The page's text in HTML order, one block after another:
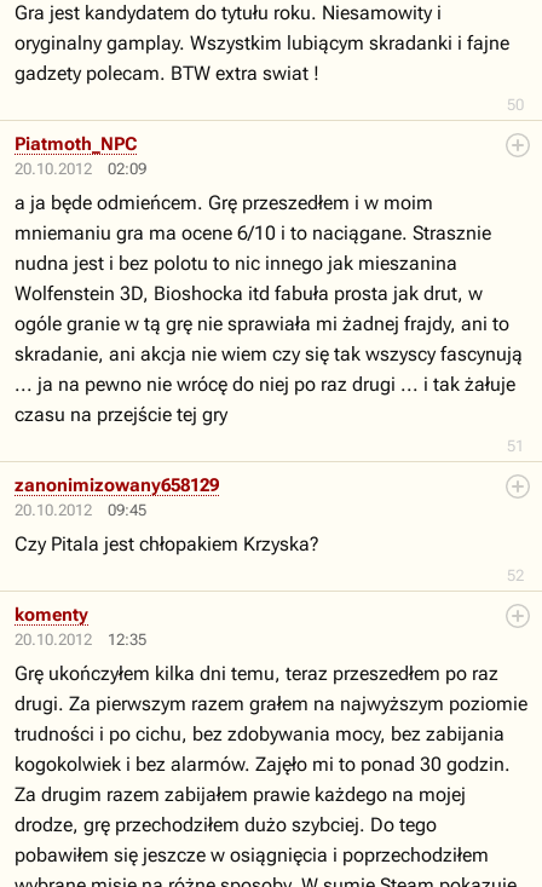
50
Gra jest kandydatem do tytułu roku. Niesamowity i
oryginalny gamplay. Wszystkim lubiącym skradanki i fajne
gadzety polecam. BTW extra swiat !
20.10.2012 02:09
51
Piatmoth_NPC
a ja będe odmieńcem. Grę przeszedłem i w moim
mniemaniu gra ma ocene 6/10 i to naciągane. Strasznie
nudna jest i bez polotu to nic innego jak mieszanina
Wolfenstein 3D, Bioshocka itd fabuła prosta jak drut, w
ogóle granie w tą grę nie sprawiała mi żadnej frajdy, ani to
skradanie, ani akcja nie wiem czy się tak wszyscy fascynują
... ja na pewno nie wrócę do niej po raz drugi ... i tak żałuje
czasu na przejście tej gry
20.10.2012 09:45
52
zanonimizowany658129
Czy Pitala jest chłopakiem Krzyska?
20.10.2012 12:35
komenty
Grę ukończyłem kilka dni temu, teraz przeszedłem po raz
drugi. Za pierwszym razem grałem na najwyższym poziomie
trudności i po cichu, bez zdobywania mocy, bez zabijania
kogokolwiek i bez alarmów. Zajęło mi to ponad 30 godzin.
Za drugim razem zabijałem prawie każdego na mojej
drodze, grę przechodziłem dużo szybciej. Do tego
pobawiłem się jeszcze w osiągnięcia i poprzechodziłem